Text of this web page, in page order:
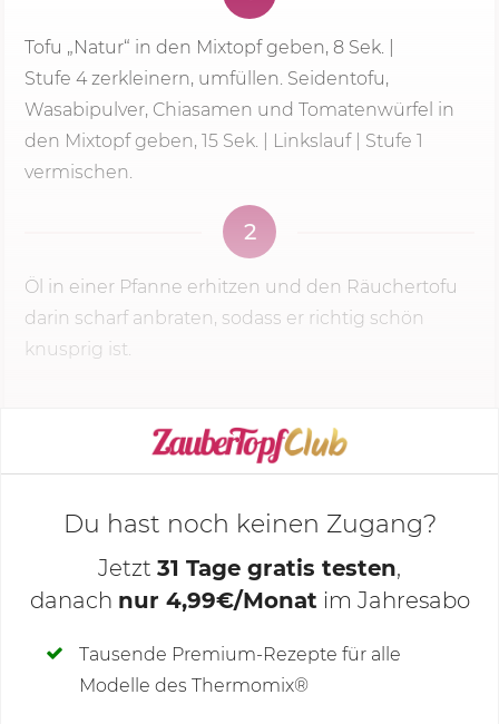
Tofu „Natur“ in den Mixtopf geben, 8 Sek.
Stufe 4zerkleinern, umfüllen. Seidentofu,
Wasabipulver, Chiasamen und Tomatenwürfel in
den Mixtopf geben, 15 Sek. | Linkslauf | Stufe 1
vermischen.
2
Öl in einer Pfanne erhitzen und den Räuchertofu
darin scharf anbraten, sodass er richtig schön
knusprig ist.
KOCHMODUS STARTEN
Deine Notizen
Du hast noch keinen Zugang?
Jetzt 31 Tage gratis testen,
danach nur 4,99€/Monat im Jahresabo
Tausende Premium-Rezepte für alle
Modelle des Thermomix®